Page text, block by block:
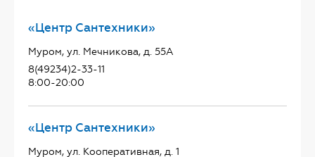
«Центр Сантехники»
Муром, ул. Мечникова, д. 55А
8(49234)2-33-11
8:00-20:00
«Центр Сантехники»
Муром, ул. Кооперативная, д. 1